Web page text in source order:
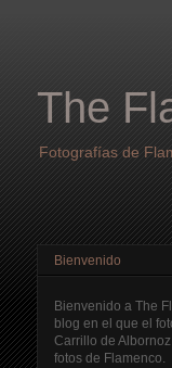
The
Fotografías de
Bienvenido
Bienvenido a The
blog en el que el
Carrillo de
fotos de Flamenco.